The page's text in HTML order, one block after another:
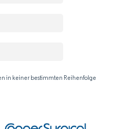
in keiner bestimmten Reihenfolge